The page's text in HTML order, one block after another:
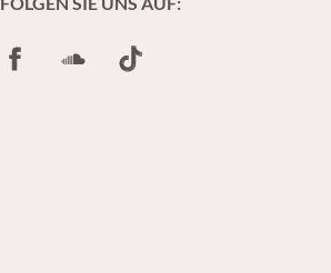
FacebookSoundCloud
TikTok